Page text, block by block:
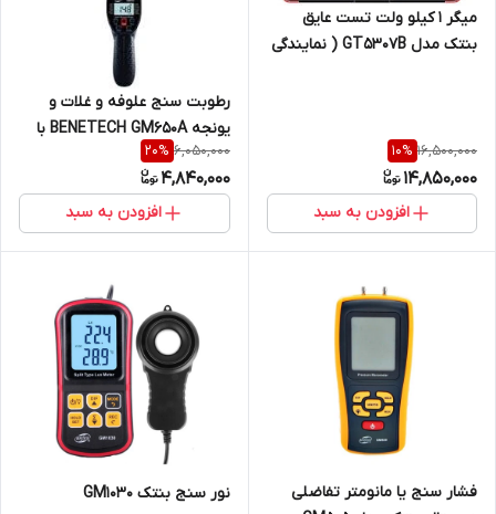
میگر 1 کیلو ولت تست عایق
بنتک مدل GT5307B ( نمایندگی
16,500,000
10%
14,850,000
افزودن به سبد
رطوبت سنج علوفه و غلات و
یونجه BENETECH GM650A با
برند اصلی بنتک ( نمایندگی
اصلی جوش آزما تجهیز
09120741826)
6,050,000
20%
4,840,000
افزودن به سبد
فشار سنج یا مانومتر تفاضلی
نور سنج بنتک GM1030